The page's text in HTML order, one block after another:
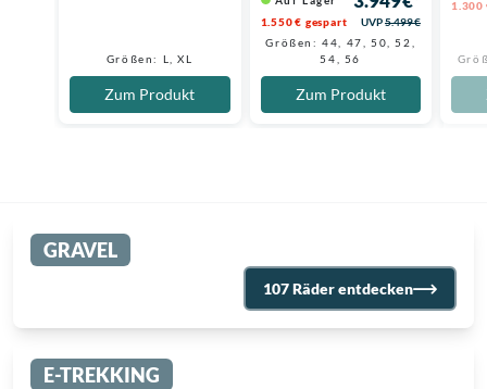
Größen: L, XL
Zum Produkt
1.550 € gespart UVP5.499 €
Größen: 44, 47, 50, 52,
54, 56
Zum Produkt
1.300
GRAVEL
107 Räder entdecken
E-TREKKING